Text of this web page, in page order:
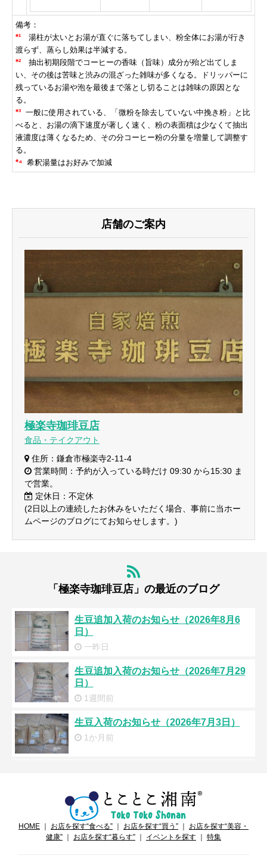
備考：
*¹
湯柱が太いとお湯が直ぐに落ちてしまい、粉全体にお湯が行き
渡らず、蒸らし効果は半減する。
*²
抽出初期段階でコーヒーの香味（旨味）成分が殆ど出てしま
い、その後は苦味と渋みの混ざった雑味が多くなる。ド リッパーに
残っているお湯や泡を最後まで落とし切ることは雑味の原因とな
る。
*³ 一般に使用されている、「微粉を除去していない中挽き粉」と比
べると、お湯の滴下速度が著しく速く、粉の表面積は少なくて抽出
液濃度は薄くなるため、その分コーヒー粉の分量を増量して調整す
る。
*⁴ 希釈湯量はお好みで加減
店舗のご案内
極楽寺珈琲豆店
食品・テイクアウト
住所：鎌倉市極楽寺2-11-4
営業時間：予約が入っている時だけ 09:30 から15:30 ま
で営業。
定休日：不定休
(2日以上の連続したお休みをいただく場合、事前に当ホー
ムページのブログにてお知らせします。)
「極楽寺珈琲豆店」の最近のブログ
生豆追加入荷のお知らせ（2026年8月6
日）
一昨日
生豆追加入荷のお知らせ（2026年7月29
日）
1週間前
生豆入荷のお知らせ（2026年7月3日）
1か月前
3か月前
生豆追加入荷のお知らせ（2026年3月5
日）
HOME ｜ お店を探す“食べる” ｜ お店を探す“買う” ｜ お店を探す“美容・
健康” ｜ お店を探す“暮らす” ｜ イベントを探す ｜ 特集